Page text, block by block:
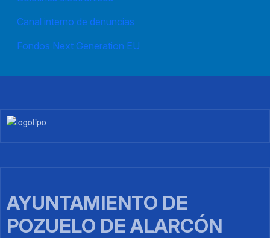
Canal interno de denuncias
Fondos Next Generation EU
Imagen
AYUNTAMIENTO DE
POZUELO DE ALARCÓN